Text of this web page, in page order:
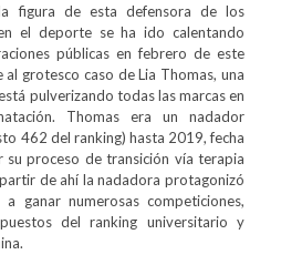
figura de esta defensora de los
el deporte se ha ido calentando
públicas en febrero de este
grotesco caso de Lia Thomas, una
pulverizando todas las marcas en
Thomas era un nadador
462 del ranking) hasta 2019, fecha
su proceso de transición vía terapia
de ahí la nadadora protagonizó
ganar numerosas competiciones,
del ranking universitario y